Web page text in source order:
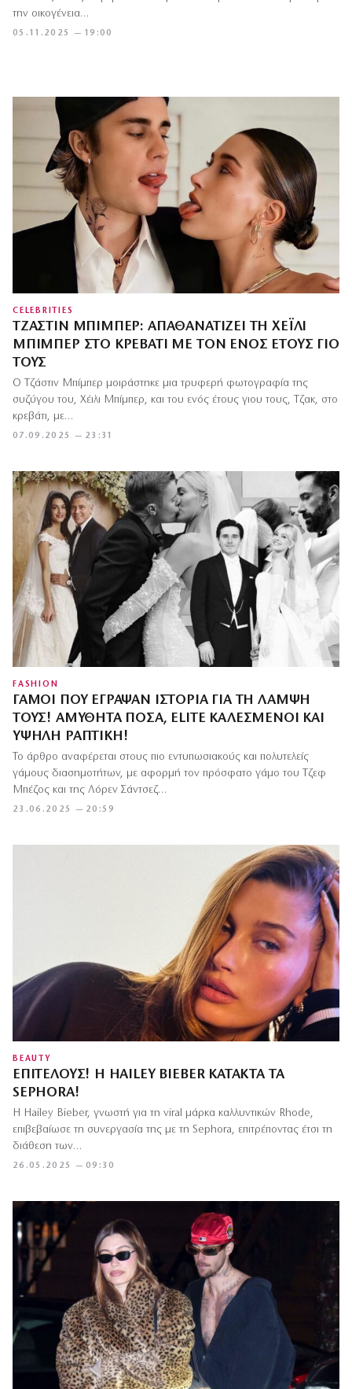
05.11.2025 — 19:00
την οικογένεια…
CELEBRITIES
ΤΖΆΣΤΙΝ ΜΠΊΜΠΕΡ: ΑΠΑΘΑΝΑΤΊΖΕΙ ΤΗ ΧΈΙΛΙ
ΜΠΊΜΠΕΡ ΣΤΟ ΚΡΕΒΆΤΙ ΜΕ ΤΟΝ ΕΝΌΣ ΈΤΟΥΣ ΓΙΟ
ΤΟΥΣ
07.09.2025 — 23:31
Ο Τζάστιν Μπίμπερ μοιράστηκε μια τρυφερή φωτογραφία της
συζύγου του, Χέιλι Μπίμπερ, και του ενός έτους γιου τους, Τζακ, στο
κρεβάτι, με…
FASHION
ΓΆΜΟΙ ΠΟΥ ΈΓΡΑΨΑΝ ΙΣΤΟΡΊΑ ΓΙΑ ΤΗ ΛΆΜΨΗ
ΤΟΥΣ! ΑΜΎΘΗΤΑ ΠΟΣΆ, ELITE ΚΑΛΕΣΜΈΝΟΙ ΚΑΙ
ΥΨΗΛΉ ΡΑΠΤΙΚΉ!
23.06.2025 — 20:59
Το άρθρο αναφέρεται στους πιο εντυπωσιακούς και πολυτελείς
γάμους διασημοτήτων, με αφορμή τον πρόσφατο γάμο του Τζεφ
Μπέζος και της Λόρεν Σάντσεζ…
BEAUTY
ΕΠΙΤΈΛΟΥΣ! H HAILEY BIEBER ΚΑΤΑΚΤΆ ΤΑ
SEPHORA!
26.05.2025 — 09:30
Η Hailey Bieber, γνωστή για τη viral μάρκα καλλυντικών Rhode,
επιβεβαίωσε τη συνεργασία της με τη Sephora, επιτρέποντας έτσι τη
διάθεση των…